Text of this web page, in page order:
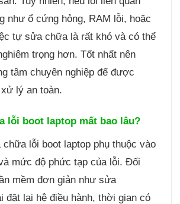
như ổ cứng hỏng, RAM lỗi, hoặc
tự sửa chữa là rất khó và có thể
trọng hơn. Tốt nhất nên
tâm chuyên nghiệp để được
lý an toàn.
lỗi boot laptop mất bao lâu?
lỗi boot laptop phụ thuộc vào
mức độ phức tạp của lỗi. Đối
mềm đơn giản như sửa
đặt lại hệ điều hành, thời gian có